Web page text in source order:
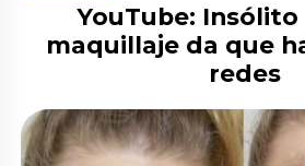
YouTube:
maquillaje da que
redes